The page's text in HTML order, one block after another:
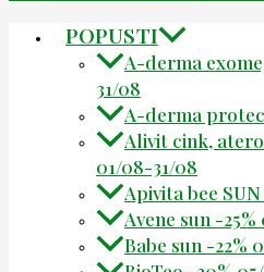
POPUSTI
A-derma
31/08
A-derma
Alivit cink,
01/08-31/08
Apivita bee
Avene sun -
Babe sun -22%